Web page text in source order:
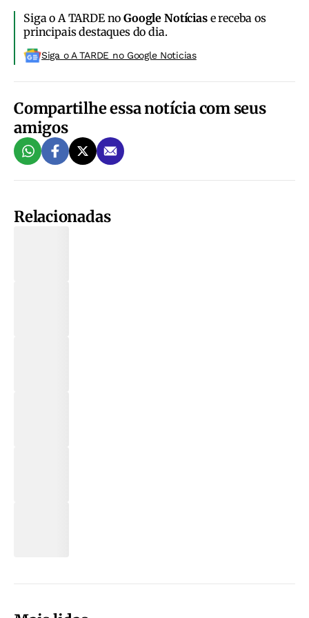
Siga o A TARDE noGoogle Notíciase receba os
principais destaques do dia.
Siga o A TARDE no Google Noticias
Compartilhe essa notícia com seus
amigos
Relacionadas